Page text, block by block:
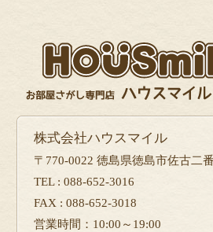
株式会社ハウスマイル
〒770-0022 徳島県徳島市佐古二
TEL : 088-652-3016
FAX : 088-652-3018
営業時間：10:00～19:00